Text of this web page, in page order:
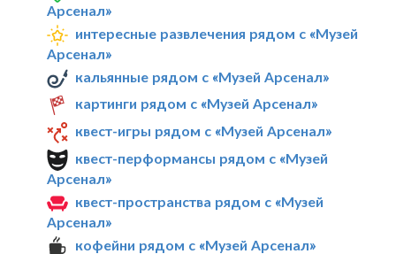
Арсенал»
интересные развлечения рядом с «Музей
Арсенал»
кальянные рядом с «Музей Арсенал»
картинги рядом с «Музей Арсенал»
квест-игры рядом с «Музей Арсенал»
квест-перформансы рядом с «Музей
Арсенал»
квест-пространства рядом с «Музей
Арсенал»
кофейни рядом с «Музей Арсенал»